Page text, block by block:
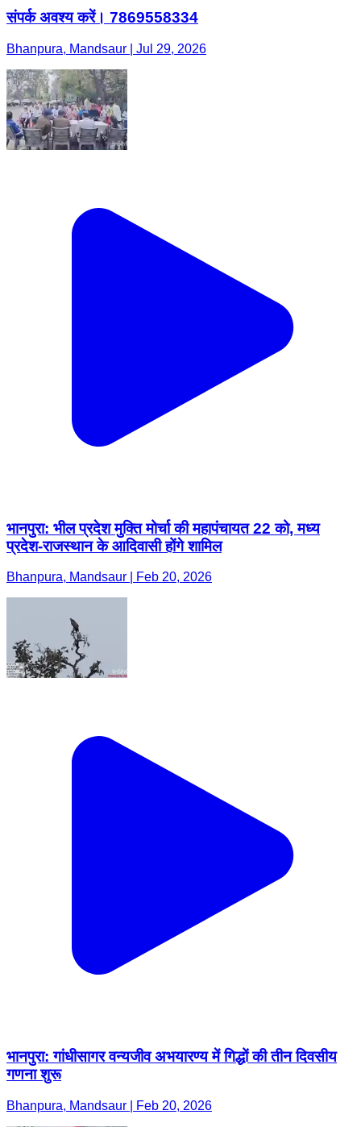
संपर्क अवश्य करें। 7869558334
Bhanpura, Mandsaur | Jul 29, 2026
भानपुरा: भील प्रदेश मुक्ति मोर्चा की महापंचायत 22 को, मध्य
प्रदेश-राजस्थान के आदिवासी होंगे शामिल
Bhanpura, Mandsaur | Feb 20, 2026
भानपुरा: गांधीसागर वन्यजीव अभयारण्य में गिद्धों की तीन दिवसीय
गणना शुरू
Bhanpura, Mandsaur | Feb 20, 2026